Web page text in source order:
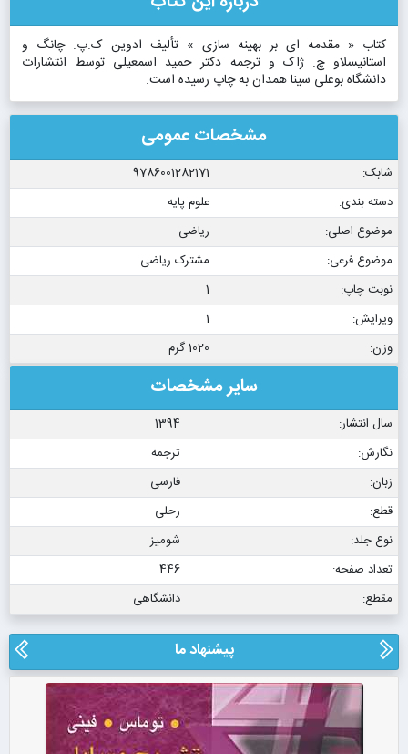
کتاب « مقدمه ای بر بهینه سازی » تألیف ادوین ک.پ. چانگ و
استانیسلاو چ. ژاک و ترجمه دکتر حمید اسمعیلی توسط انتشارات
دانشگاه بوعلی سینا همدان به چاپ رسیده است.
مشخصات عمومی
شابک:
9786001282171
دسته بندی:
علوم پایه
موضوع اصلی:
ریاضی
موضوع فرعی:
مشترک ریاضی
نوبت چاپ:
1
ویرایش:
1
وزن:
1020 گرم
سایر مشخصات
سال انتشار:
1394
نگارش:
ترجمه
زبان:
فارسی
قطع:
رحلی
نوع جلد:
شومیز
تعداد صفحه:
446
مقطع:
دانشگاهی
پیشنهاد ما